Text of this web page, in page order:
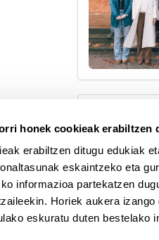
honek cookieak erabiltzen
erabiltzen ditugu edukiak
eskaintzeko eta
informazioa partekatzen
Horiek aukera
eskuratu duten bestelako